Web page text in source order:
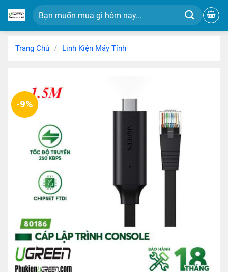
đến
nội
dung
Tìm
kiếm:
Trang Chủ / Linh Kiện Máy Tính
-9%